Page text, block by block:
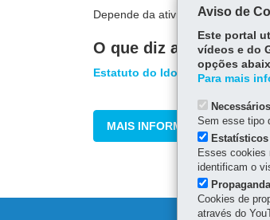
Depende da atividade pretendida.
O que diz a lei
Estatuto do Idoso - Lei 10.741
MAIS INFORMAÇÕES
Aviso de
Este portal
vídeos e do
opções
Para mais
Necessários
Sem esse tipo
Estatísticos
Esses cookies
identificam o
Propaganda
Cookies de
através do